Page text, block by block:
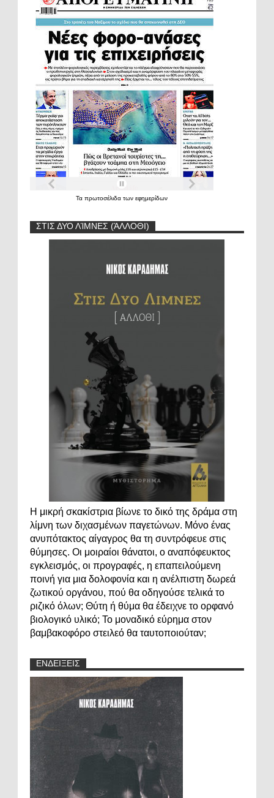
Τα πρωτοσέλιδα των εφημερίδων
ΣΤΙΣ ΔΥΟ ΛΊΜΝΕΣ (ΆΛΛΟΘΙ)
Η μικρή σκακίστρια βίωνε το δικό της δράμα στη
λίμνη των διχασμένων παγετώνων. Μόνο ένας
ανυπότακτος αίγαγρος θα τη συντρόφευε στις
θύμησες. Οι μοιραίοι θάνατοι, ο αναπόφευκτος
εγκλεισμός, οι προγραφές, η επαπειλούμενη
ποινή για μια δολοφονία και η ανέλπιστη δωρεά
ζωτικού οργάνου, πού θα οδηγούσε τελικά το
ριζικό όλων; Θύτη ή θύμα θα έδειχνε το ορφανό
βιολογικό υλικό; Το μοναδικό εύρημα στον
βαμβακοφόρο στειλεό θα ταυτοποιούταν;
ΕΝΔΕΙΞΕΙΣ